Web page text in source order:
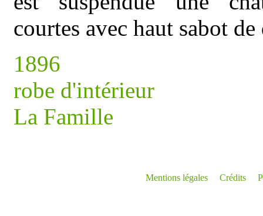
courtes avec haut sabot
1896
robe d'intérieur
La Famille
Mentions légales Crédits